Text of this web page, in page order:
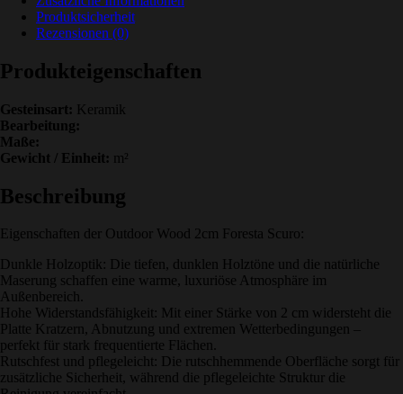
Produktsicherheit
Rezensionen (0)
Produkteigenschaften
Gesteinsart: Keramik
Bearbeitung:
Maße:
Gewicht / Einheit: m²
Beschreibung
Eigenschaften der Outdoor Wood 2cm Foresta Scuro:
Dunkle Holzoptik: Die tiefen, dunklen Holztöne und die natürliche
Maserung schaffen eine warme, luxuriöse Atmosphäre im
Außenbereich.
Hohe Widerstandsfähigkeit: Mit einer Stärke von 2 cm widersteht die
Platte Kratzern, Abnutzung und extremen Wetterbedingungen –
perfekt für stark frequentierte Flächen.
Rutschfest und pflegeleicht: Die rutschhemmende Oberfläche sorgt für
zusätzliche Sicherheit, während die pflegeleichte Struktur die